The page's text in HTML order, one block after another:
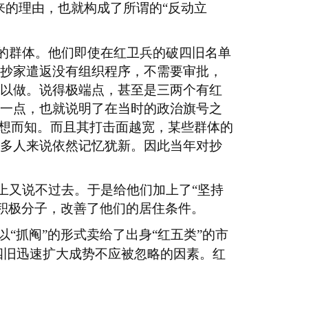
理由，也就构成了所谓的“反动立
群体。他们即使在红卫兵的破四旧名单
家遣返没有组织程序，不需要审批，
做。说得极端点，甚至是三两个有红
点，也就说明了在当时的政治旗号之
而知。而且其打击面越宽，某些群体的
人来说依然记忆犹新。因此当年对抄
又说不过去。于是给他们加上了“坚持
分子，改善了他们的居住条件。
“抓阄”的形式卖给了出身“红五类”的市
迅速扩大成势不应被忽略的因素。红